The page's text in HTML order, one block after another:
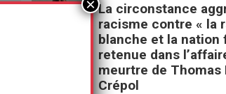
La circonstance
racisme contre « la
blanche et la nation
retenue dans
meurtre de Thomas
Crépol